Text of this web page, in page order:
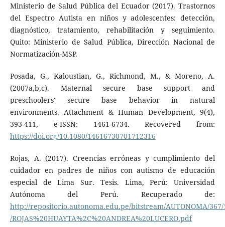
Ministerio de Salud Pública del Ecuador (2017). Trastornos
del Espectro Autista en niños y adolescentes: detección,
diagnóstico, tratamiento, rehabilitación y seguimiento.
Quito: Ministerio de Salud Pública, Dirección Nacional de
Normatización-MSP.
Posada, G., Kaloustian, G., Richmond, M., & Moreno, A.
(2007a,b,c). Maternal secure base support and
preschoolers' secure base behavior in natural
environments. Attachment & Human Development, 9(4),
393-411, e-ISSN: 1461-6734. Recovered from:
https://doi.org/10.1080/14616730701712316
Rojas, A. (2017). Creencias erróneas y cumplimiento del
cuidador en padres de niños con autismo de educación
especial de Lima Sur. Tesis. Lima, Perú: Universidad
Autónoma del Perú. Recuperado de:
http://repositorio.autonoma.edu.pe/bitstream/AUTONOMA/367/
/ROJAS%20HUAYTA%2C%20ANDREA%20LUCERO.pdf